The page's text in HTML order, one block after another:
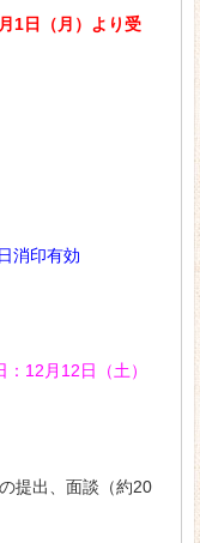
1日（月）より受
消印有効
12月12日（土）
提出、面談（約20